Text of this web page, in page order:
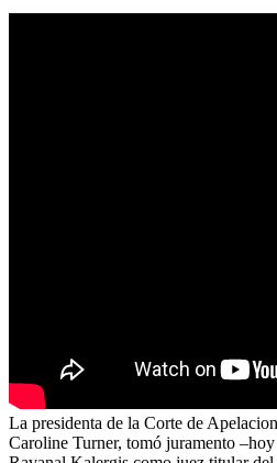
La presidenta de la Corte de
Caroline Turner, tomó juramento